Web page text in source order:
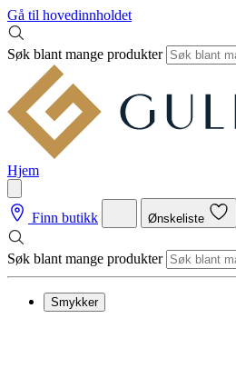
Gå til hovedinnholdet
Søk blant mange produkter
Hjem
Finn butikk Ønskeliste
Søk blant mange produkter
Smykker